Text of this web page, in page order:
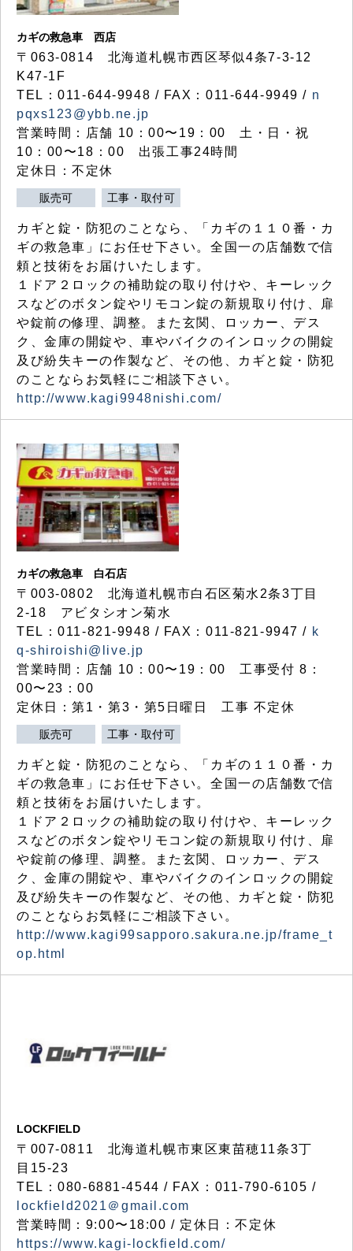
カギの救急車 西店
〒063-0814 北海道札幌市西区琴似4条7-3-12
K47-1F
TEL：011-644-9948 / FAX：011-644-9949 / n
pqxs123@ybb.ne.jp
営業時間：店舗 10：00〜19：00 土・日・祝
10：00〜18：00 出張工事24時間
定休日：不定休
販売可 工事・取付可
カギと錠・防犯のことなら、「カギの１１０番・カ
ギの救急車」にお任せ下さい。全国一の店舗数で信
頼と技術をお届けいたします。
１ドア２ロックの補助錠の取り付けや、キーレック
スなどのボタン錠やリモコン錠の新規取り付け、扉
や錠前の修理、調整。また玄関、ロッカー、デス
ク、金庫の開錠や、車やバイクのインロックの開錠
及び紛失キーの作製など、その他、カギと錠・防犯
のことならお気軽にご相談下さい。
http://www.kagi9948nishi.com/
カギの救急車 白石店
〒003-0802 北海道札幌市白石区菊水2条3丁目
2-18 アビタシオン菊水
TEL：011-821-9948 / FAX：011-821-9947 / k
q-shiroishi@live.jp
営業時間：店舗 10：00〜19：00 工事受付 8：
00〜23：00
定休日：第1・第3・第5日曜日 工事 不定休
販売可 工事・取付可
カギと錠・防犯のことなら、「カギの１１０番・カ
ギの救急車」にお任せ下さい。全国一の店舗数で信
頼と技術をお届けいたします。
１ドア２ロックの補助錠の取り付けや、キーレック
スなどのボタン錠やリモコン錠の新規取り付け、扉
や錠前の修理、調整。また玄関、ロッカー、デス
ク、金庫の開錠や、車やバイクのインロックの開錠
及び紛失キーの作製など、その他、カギと錠・防犯
のことならお気軽にご相談下さい。
http://www.kagi99sapporo.sakura.ne.jp/frame_t
op.html
LOCKFIELD
〒007-0811 北海道札幌市東区東苗穂11条3丁
目15-23
TEL：080-6881-4544 / FAX：011-790-6105 /
lockfield2021＠gmail.com
営業時間：9:00〜18:00 / 定休日：不定休
https://www.kagi-lockfield.com/